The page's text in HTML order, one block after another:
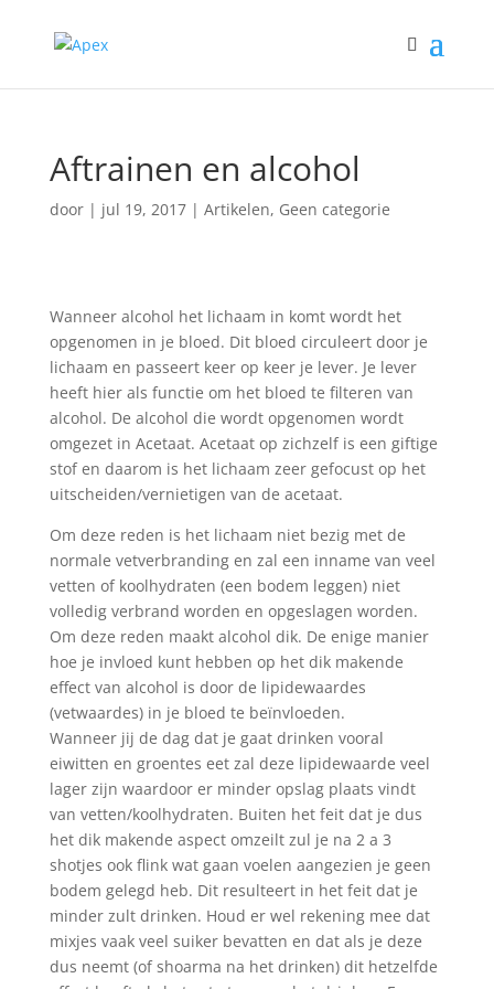
Aftrainen en alcohol
door | jul 19, 2017| Artikelen, Geen categorie
Wanneer alcohol het lichaam in komt wordt het
opgenomen in je bloed. Dit bloed circuleert door je
lichaam en passeert keer op keer je lever. Je lever
heeft hier als functie om het bloed te filteren van
alcohol. De alcohol die wordt opgenomen wordt
omgezet in Acetaat. Acetaat op zichzelf is een giftige
stof en daarom is het lichaam zeer gefocust op het
uitscheiden/vernietigen van de acetaat.
Om deze reden is het lichaam niet bezig met de
normale vetverbranding en zal een inname van veel
vetten of koolhydraten (een bodem leggen) niet
volledig verbrand worden en opgeslagen worden.
Om deze reden maakt alcohol dik. De enige manier
hoe je invloed kunt hebben op het dik makende
effect van alcohol is door de lipidewaardes
(vetwaardes) in je bloed te beïnvloeden.
Wanneer jij de dag dat je gaat drinken vooral
eiwitten en groentes eet zal deze lipidewaarde veel
lager zijn waardoor er minder opslag plaats vindt
van vetten/koolhydraten. Buiten het feit dat je dus
het dik makende aspect omzeilt zul je na 2 a 3
shotjes ook flink wat gaan voelen aangezien je geen
bodem gelegd heb. Dit resulteert in het feit dat je
minder zult drinken. Houd er wel rekening mee dat
mixjes vaak veel suiker bevatten en dat als je deze
dus neemt (of shoarma na het drinken) dit hetzelfde